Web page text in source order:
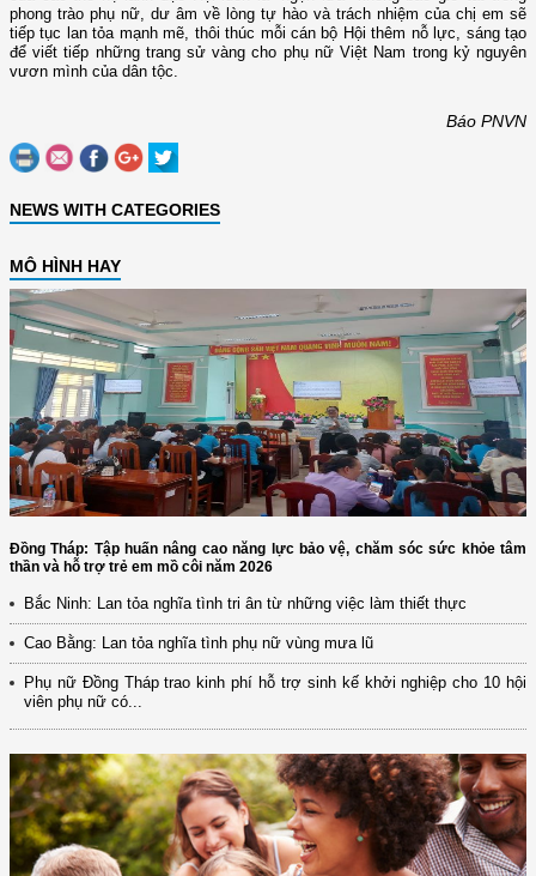
phong trào phụ nữ, dư âm về lòng tự hào và trách nhiệm của chị em sẽ
tiếp tục lan tỏa mạnh mẽ, thôi thúc mỗi cán bộ Hội thêm nỗ lực, sáng tạo
để viết tiếp những trang sử vàng cho phụ nữ Việt Nam trong kỷ nguyên
vươn mình của dân tộc.
Báo PNVN
NEWS WITH CATEGORIES
MÔ HÌNH HAY
Đồng Tháp: Tập huấn nâng cao năng lực bảo vệ, chăm sóc sức khỏe tâm
thần và hỗ trợ trẻ em mồ côi năm 2026
Bắc Ninh: Lan tỏa nghĩa tình tri ân từ những việc làm thiết thực
Cao Bằng: Lan tỏa nghĩa tình phụ nữ vùng mưa lũ
Phụ nữ Đồng Tháp trao kinh phí hỗ trợ sinh kế khởi nghiệp cho 10 hội
viên phụ nữ có...